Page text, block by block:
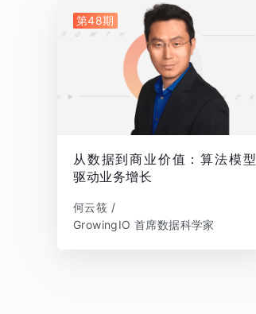
第48期
从数据到商业价值：算法模型
驱动业务增长
何云筱 /
GrowingIO 首席数据科学家